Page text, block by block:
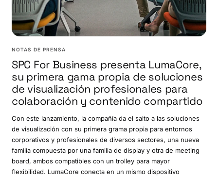
NOTAS DE PRENSA
SPC For Business presenta LumaCore,
su primera gama propia de soluciones
de visualización profesionales para
colaboración y contenido compartido
Con este lanzamiento, la compañía da el salto a las soluciones
de visualización con su primera grama propia para entornos
corporativos y profesionales de diversos sectores, una nueva
familia compuesta por una familia de display y otra de meeting
board, ambos compatibles con un trolley para mayor
flexibilidad. LumaCore conecta en un mismo dispositivo